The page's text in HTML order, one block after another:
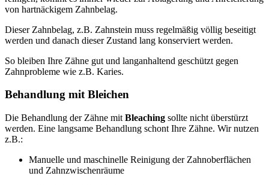
von hartnäckigem Zahnbelag.
Dieser Zahnbelag, z.B. Zahnstein muss regelmäßig völlig beseitigt
werden und danach dieser Zustand lang konserviert werden.
So bleiben Ihre Zähne gut und langanhaltend geschützt gegen
Zahnprobleme wie z.B. Karies.
Behandlung mit Bleichen
Die Behandlung der Zähne mit Bleaching sollte nicht überstürzt
werden. Eine langsame Behandlung schont Ihre Zähne. Wir nutzen
z.B.:
Manuelle und maschinelle Reinigung der Zahnoberflächen
und Zahnzwischenräume